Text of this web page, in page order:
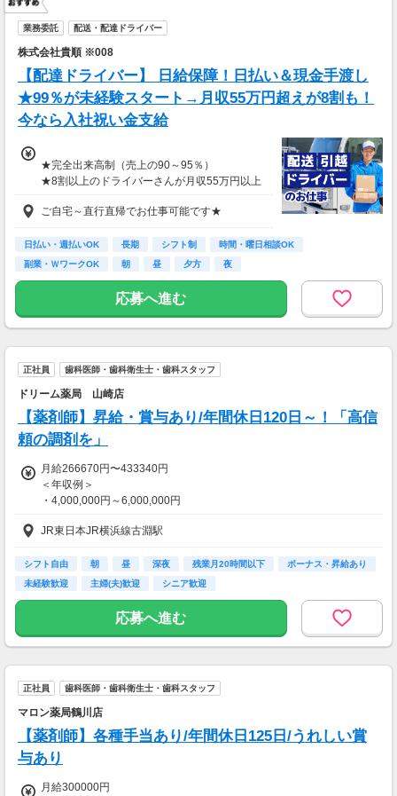
業務委託 配送・配達ドライバー
株式会社貴順 ※008
【配達ドライバー】 日給保障！日払い＆現金手渡し
★99％が未経験スタート→月収55万円超えが8割も！
今なら入社祝い金支給
★完全出来高制（売上の90～95％）
★8割以上のドライバーさんが月収55万円以上
★支度金5～25万円補助あり（規定有）
★選べる入社祝い金アリ
⇒「初回稼働1か月後に3万円」or「1年後に10
万円」or「2年後に20万円」選べます！
ご都合にあわせてルートや個数は調整可能！
※1日2万円保証の案件もあり！
＊現金手渡し・日払いご相談OK
＊前払い制度あり（稼働分のみ）
【日収例】
1万9000円
【月額報酬例】
売上65万2800円(1個160円×170個×24日)×90％
=58万7520円
※上記は一例です。
ご自宅～直行直帰でお仕事可能です★
日払い・週払いOK 長期 シフト制
時間・曜日相談OK
副業・ＷワークOK
朝 昼 夕方 夜
応募へ進む
正社員 歯科医師・歯科衛生士・歯科スタッフ
ドリーム薬局 山崎店
【薬剤師】昇給・賞与あり/年間休日120日～！「高信
頼の調剤を」
月給266670円〜433340円
＜年収例＞
・4,000,000円～6,000,000円
※給与は経験・能力などにより優遇
◇賞与：3.00ヵ月分/年2回(7月/12月)
全額支給
JR東日本JR横浜線古淵駅
シフト自由 朝 昼 深夜 残業月20時間以下
ボーナス・昇給あり
未経験歓迎
主婦(夫)歓迎 シニア歓迎
応募へ進む
正社員 歯科医師・歯科衛生士・歯科スタッフ
マロン薬局鶴川店
【薬剤師】各種手当あり/年間休日125日/うれしい賞
与あり
月給300000円